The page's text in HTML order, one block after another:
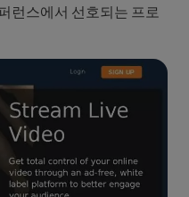
런스에서 선호되는 프로